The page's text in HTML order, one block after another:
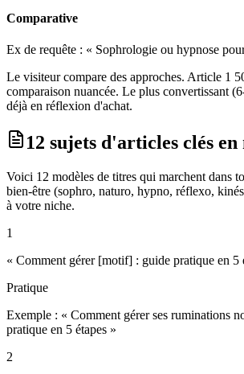
Comparative
Ex de requête : « Sophrologie ou hypnose
Le visiteur compare des approches. Article 1
comparaison nuancée. Le plus convertissant
déjà en réflexion d'achat.
12 sujets d'articles clés
Voici 12 modèles de titres qui marchent dans
bien-être (sophro, naturo, hypno, réflexo,
à votre niche.
1
« Comment gérer [motif] : guide pratique en 5
Pratique
Exemple : « Comment gérer ses ruminations
pratique en 5 étapes »
2